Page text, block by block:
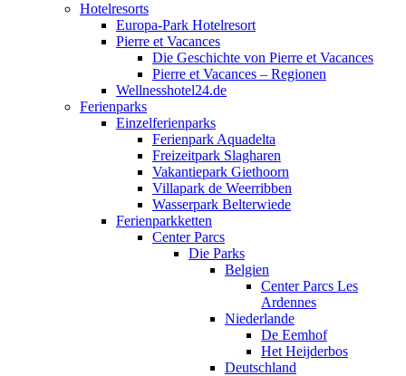
Hotelresorts
Europa-Park Hotelresort
Pierre et Vacances
Die Geschichte von Pierre et Vacances
Pierre et Vacances – Regionen
Wellnesshotel24.de
Ferienparks
Einzelferienparks
Ferienpark Aquadelta
Freizeitpark Slagharen
Vakantiepark Giethoorn
Villapark de Weerribben
Wasserpark Belterwiede
Ferienparkketten
Center Parcs
Die Parks
Belgien
Center Parcs Les
Ardennes
Niederlande
De Eemhof
Het Heijderbos
Deutschland